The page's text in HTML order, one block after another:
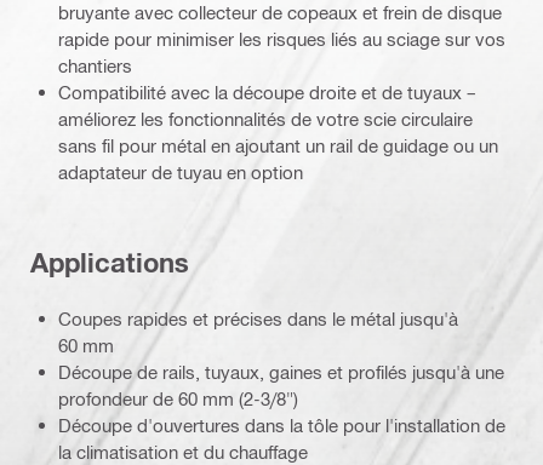
bruyante avec collecteur de copeaux et frein de disque
rapide pour minimiser les risques liés au sciage sur vos
chantiers
Compatibilité avec la découpe droite et de tuyaux –
améliorez les fonctionnalités de votre scie circulaire
sans fil pour métal en ajoutant un rail de guidage ou un
adaptateur de tuyau en option
Applications
Coupes rapides et précises dans le métal jusqu'à
60 mm
Découpe de rails, tuyaux, gaines et profilés jusqu'à une
profondeur de 60 mm (2-3/8")
Découpe d'ouvertures dans la tôle pour l'installation de
la climatisation et du chauffage